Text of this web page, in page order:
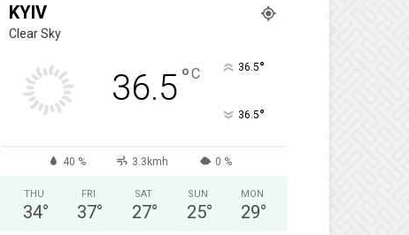
KYIV
Clear Sky
36.5°C 36.5°
36.5°
40 % 3.3kmh 0 %
THU
34°
FRI
37°
SAT
27°
SUN
25°
MON
29°